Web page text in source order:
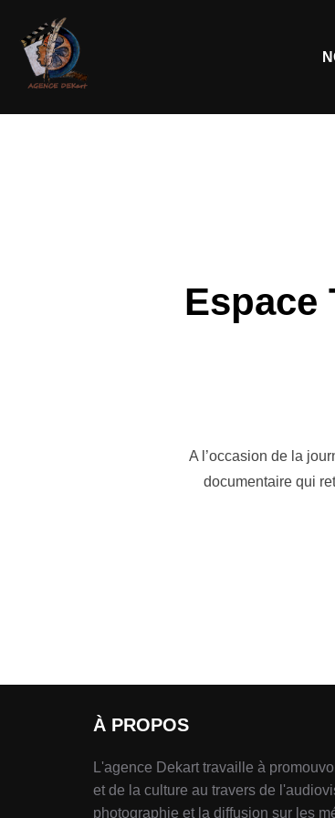
Espace
A l’occasion de la
documentaire qui
À PROPOS
L'agence Dekart travaille à
et de la culture au travers de
photographie et la diffusion sur les